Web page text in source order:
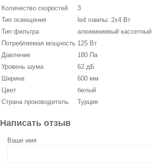
Количество скоростей
3
Тип освещения
led лампы: 2х4 Вт
Тип фильтра
алюминиевый кассетный
Потребляемая мощность 125 Вт
Давление
180 Па
Уровень шума
62 дБ
Ширина
600 мм
Цвет
белый
Страна производитель
Турция
Написать отзыв
Ваше имя